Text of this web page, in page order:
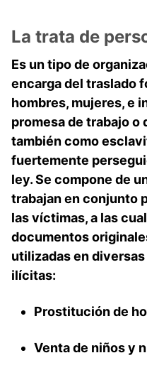
La trata de
Es un tipo de
encarga del traslado
hombres, mujeres, e
promesa de trabajo o
también como
fuertemente
ley. Se compone de
trabajan en conjunto
las víctimas, a las
documentos
utilizadas en
ilícitas:
Prostitución de
Venta de niños y